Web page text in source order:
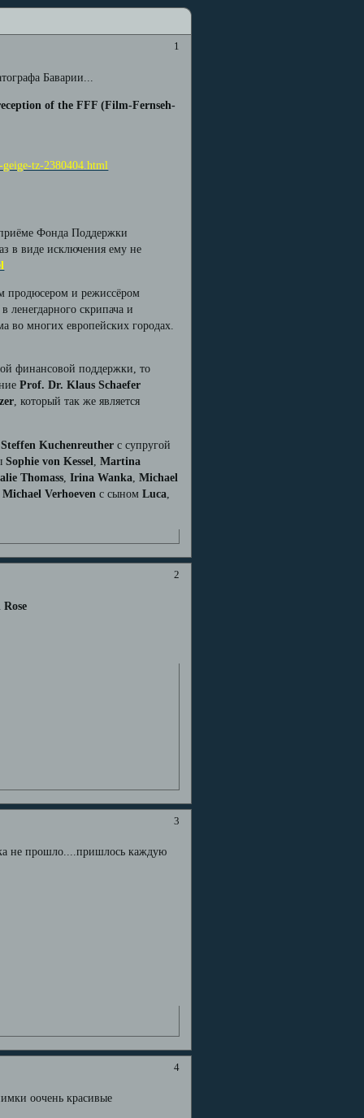
1
Баварии...
of the FFF (Film-Fernseh-
tz-2380404.html
Фонда Поддержки
в виде исключения ему не
продюсером и режиссёром
ленегдарного скрипача и
во многих европейских городах.
финансовой поддержки, то
Prof. Dr. Klaus Schaefer
, который так же является
­Steffen ­Kuchenreuther с супругой
Sophie von Kessel,Martina
Thomass,Irina Wanka,Michael
Michael Verhoevenс сыномLuca,
2
3
не прошло....пришлось каждую
4
оочень красивые